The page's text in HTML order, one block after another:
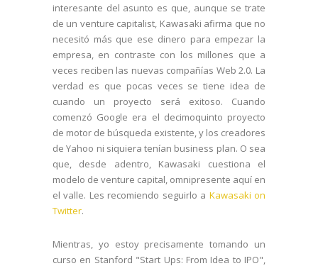
interesante del asunto es que, aunque se trate
de un venture capitalist, Kawasaki afirma que no
necesitó más que ese dinero para empezar la
empresa, en contraste con los millones que a
veces reciben las nuevas compañías Web 2.0. La
verdad es que pocas veces se tiene idea de
cuando un proyecto será exitoso. Cuando
comenzó Google era el decimoquinto proyecto
de motor de búsqueda existente, y los creadores
de Yahoo ni siquiera tenían business plan. O sea
que, desde adentro, Kawasaki cuestiona el
modelo de venture capital, omnipresente aquí en
el valle. Les recomiendo seguirlo a Kawasaki on
Twitter.
Mientras, yo estoy precisamente tomando un
curso en Stanford "Start Ups: From Idea to IPO",